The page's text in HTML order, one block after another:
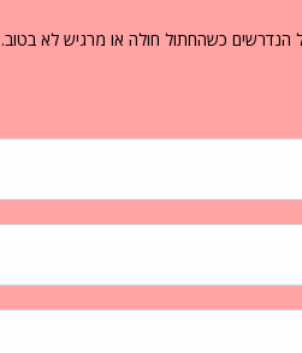
הנדרשים כשהחתול חולה או מרגיש לא בטוב.